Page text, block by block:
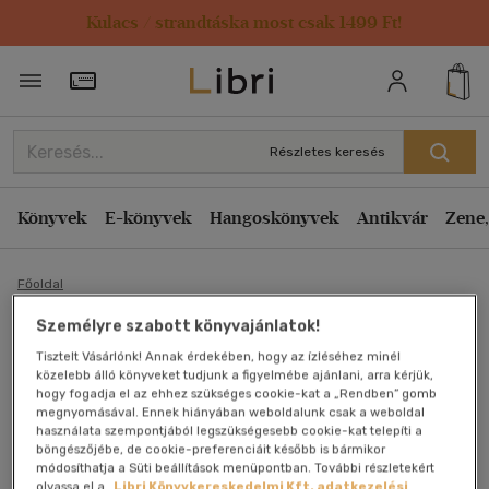
Kulacs / strandtáska most csak 1499 Ft!
Törzsvásárlói Kártya adatai
Részletes keresés
Könyvek E-könyvek Hangoskönyvek Antikvár
Főoldal
Biotechnológia - Anno
1917-1919 Ereky Károly
víziója az élettudomány
Személyre szabott könyvajánlatok!
Tisztelt Vásárlónk! Annak érdekében, hogy az ízléséhez minél
közelebb álló könyveket tudjunk a figyelmébe ajánlani, arra kérjük,
hogy fogadja el az ehhez szükséges cookie-kat a „Rendben” gomb
megnyomásával. Ennek hiányában weboldalunk csak a weboldal
használata szempontjából legszükségesebb cookie-kat telepíti a
böngészőjébe, de cookie-preferenciáit később is bármikor
módosíthatja a Süti beállítások menüpontban. További részletekért